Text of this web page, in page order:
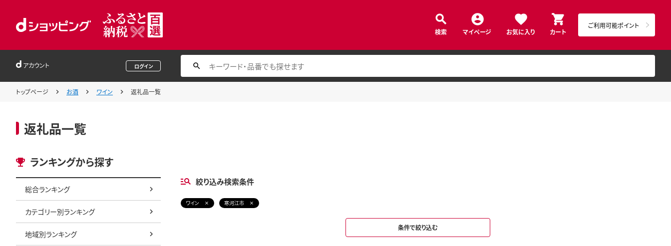
検索 マイページ お気に入り カート
ご利用可能ポイント
アカウント ログイン
トップページ お酒 ワイン 返礼品一覧
返礼品一覧
ランキングから探す
総合ランキング
カテゴリー別ランキング
地域別ランキング
絞り込み検索条件
ワイン 寒河江市
条件で絞り込む